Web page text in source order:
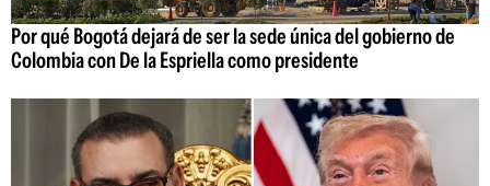
Por qué Bogotá dejará de ser la sede única del gobierno de
Colombia con De la Espriella como presidente